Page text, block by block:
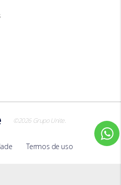
©2026 Grupo Unite.
Termos de uso